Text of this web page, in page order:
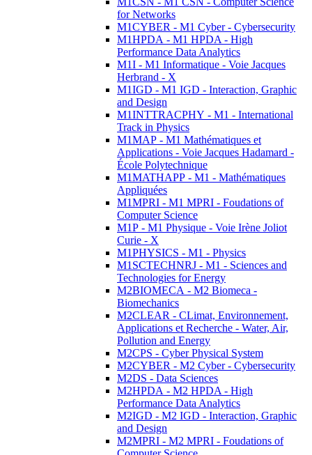
for Networks
M1CYBER - M1 Cyber - Cybersecurity
M1HPDA - M1 HPDA - High
Performance Data Analytics
M1I - M1 Informatique - Voie Jacques
Herbrand - X
M1IGD - M1 IGD - Interaction, Graphic
and Design
M1INTTRACPHY - M1 - International
Track in Physics
M1MAP - M1 Mathématiques et
Applications - Voie Jacques Hadamard -
École Polytechnique
M1MATHAPP - M1 - Mathématiques
Appliquées
M1MPRI - M1 MPRI - Foudations of
Computer Science
M1P - M1 Physique - Voie Irène Joliot
Curie - X
M1PHYSICS - M1 - Physics
M1SCTECHNRJ - M1 - Sciences and
Technologies for Energy
M2BIOMECA - M2 Biomeca -
Biomechanics
M2CLEAR - CLimat, Environnement,
Applications et Recherche - Water, Air,
Pollution and Energy
M2CPS - Cyber Physical System
M2CYBER - M2 Cyber - Cybersecurity
M2DS - Data Sciences
M2HPDA - M2 HPDA - High
Performance Data Analytics
M2IGD - M2 IGD - Interaction, Graphic
and Design
M2MPRI - M2 MPRI - Foudations of